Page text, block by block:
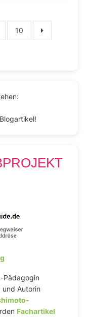
10
Pädagogin
Autorin
Fachartikel